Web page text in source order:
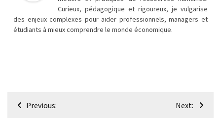
Curieux, pédagogique et rigoureux, je vulgarise
des enjeux complexes pour aider professionnels, managers et
étudiants à mieux comprendre le monde économique.
Navigation
Previous: Next: